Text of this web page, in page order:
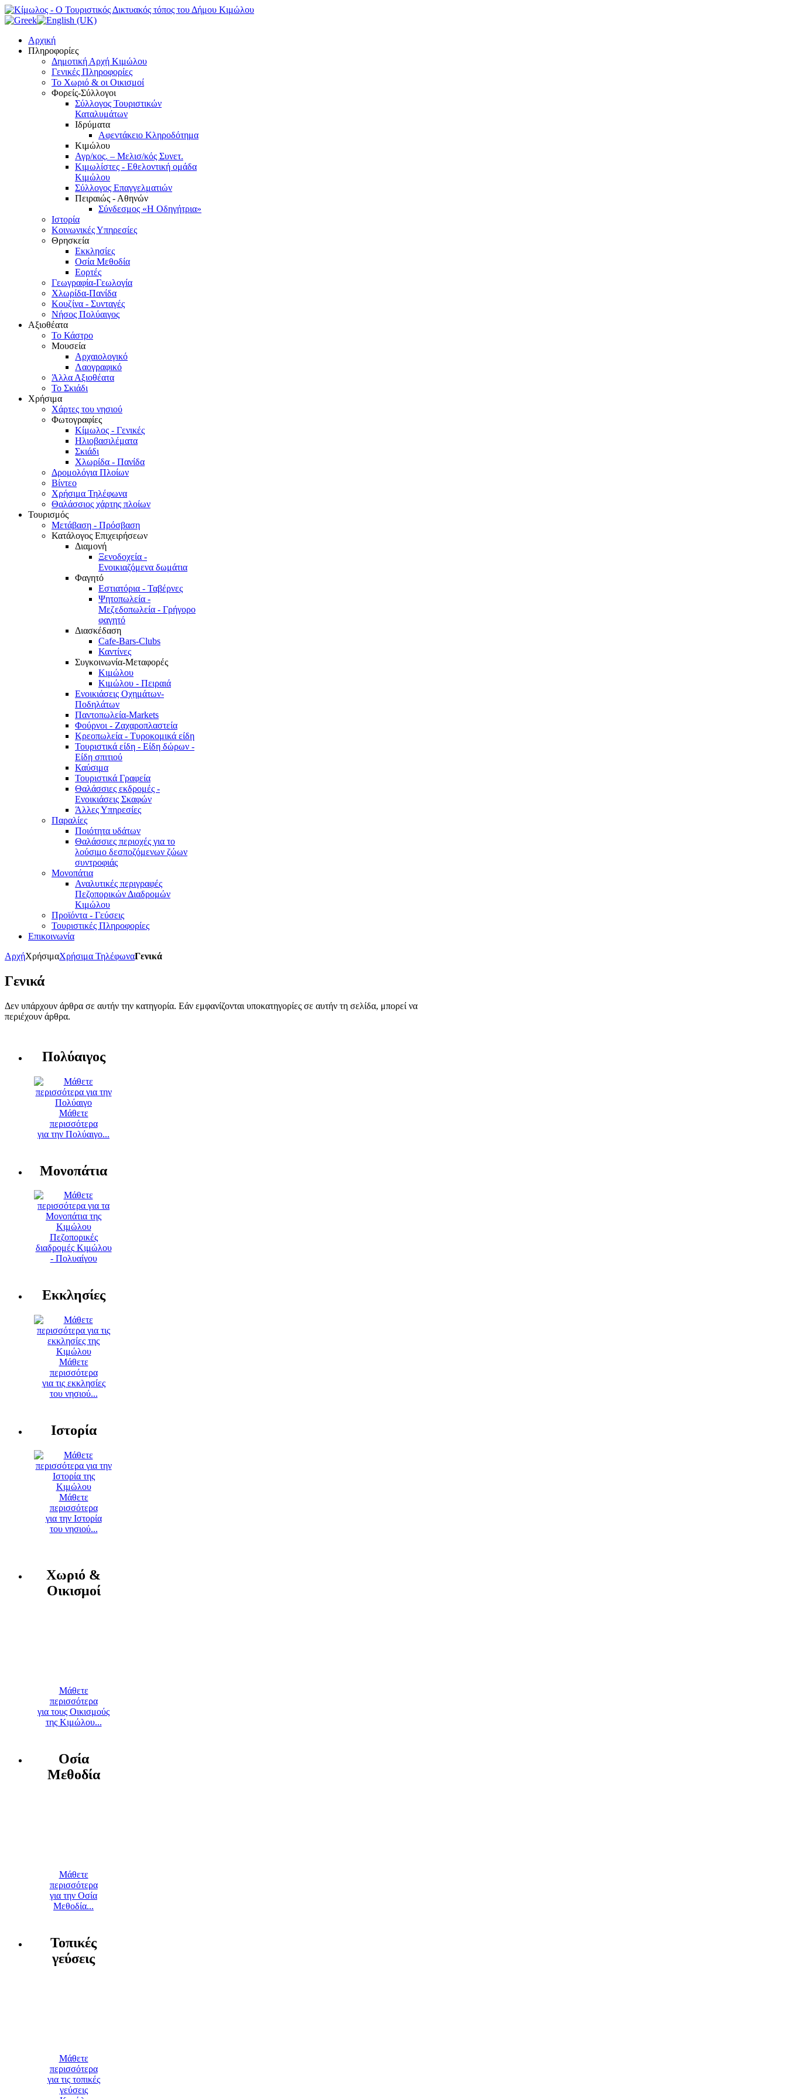
Αρχική
Πληροφορίες
Δημοτική Αρχή Κιμώλου
Γενικές Πληροφορίες
Το Xωριό & οι Οικισμοί
Φορείς-Σύλλογοι
Σύλλογος Τουριστικών
Καταλυμάτων
Ιδρύματα
Αφεντάκειο Κληροδότημα
Κιμώλου
Αγρ/κος. – Μελισ/κός Συνετ.
Κιμωλίστες - Εθελοντική ομάδα
Κιμώλου
Σύλλογος Επαγγελματιών
Πειραιώς - Αθηνών
Σύνδεσμος «Η Οδηγήτρια»
Ιστορία
Κοινωνικές Υπηρεσίες
Θρησκεία
Εκκλησίες
Οσία Μεθοδία
Εορτές
Γεωγραφία-Γεωλογία
Χλωρίδα-Πανίδα
Κουζίνα - Συνταγές
Νήσος Πολύαιγος
Αξιοθέατα
Το Κάστρο
Μουσεία
Αρχαιολογικό
Λαογραφικό
Άλλα Αξιοθέατα
Το Σκιάδι
Χρήσιμα
Χάρτες του νησιού
Φωτογραφίες
Κίμωλος - Γενικές
Ηλιοβασιλέματα
Σκιάδι
Χλωρίδα - Πανίδα
Δρομολόγια Πλοίων
Βίντεο
Χρήσιμα Τηλέφωνα
Θαλάσσιος χάρτης πλοίων
Τουρισμός
Μετάβαση - Πρόσβαση
Κατάλογος Επιχειρήσεων
Διαμονή
Ξενοδοχεία -
Ενοικιαζόμενα δωμάτια
Φαγητό
Εστιατόρια - Ταβέρνες
Ψητοπωλεία -
Μεζεδοπωλεία - Γρήγορο
φαγητό
Διασκέδαση
Cafe-Bars-Clubs
Καντίνες
Συγκοινωνία-Μεταφορές
Κιμώλου
Κιμώλου - Πειραιά
Ενοικιάσεις Οχημάτων-
Ποδηλάτων
Παντοπωλεία-Markets
Φούρνοι - Ζαχαροπλαστεία
Κρεοπωλεία - Τυροκομικά είδη
Τουριστικά είδη - Είδη δώρων -
Είδη σπιτιού
Καύσιμα
Τουριστικά Γραφεία
Θαλάσσιες εκδρομές -
Ενοικιάσεις Σκαφών
Άλλες Υπηρεσίες
Παραλίες
Ποιότητα υδάτων
Θαλάσσιες περιοχές για το
λούσιμο δεσποζόμενων ζώων
συντροφιάς
Μονοπάτια
Αναλυτικές περιγραφές
Πεζοπορικών Διαδρομών
Κιμώλου
Προϊόντα - Γεύσεις
Τουριστικές Πληροφορίες
Επικοινωνία
ΑρχήΧρήσιμαΧρήσιμα ΤηλέφωναΓενικά
Γενικά
Δεν υπάρχουν άρθρα σε αυτήν την κατηγορία. Εάν εμφανίζονται υποκατηγορίες σε αυτήν τη σελίδα, μπορεί να
περιέχουν άρθρα.
Πολύαιγος
Μάθετε
περισσότερα
για την Πολύαιγο...
Μονοπάτια
Πεζοπορικές
διαδρομές Κιμώλου
- Πολυαίγου
Εκκλησίες
Μάθετε
περισσότερα
για τις εκκλησίες
του νησιού...
Ιστορία
Μάθετε
περισσότερα
για την Ιστορία
του νησιού...
Χωριό &
Οικισμοί
Μάθετε
περισσότερα
για τους Οικισμούς
της Κιμώλου...
Οσία
Μεθοδία
Μάθετε
περισσότερα
για την Οσία
Μεθοδία...
Τοπικές
γεύσεις
Μάθετε
περισσότερα
για τις τοπικές
γεύσεις